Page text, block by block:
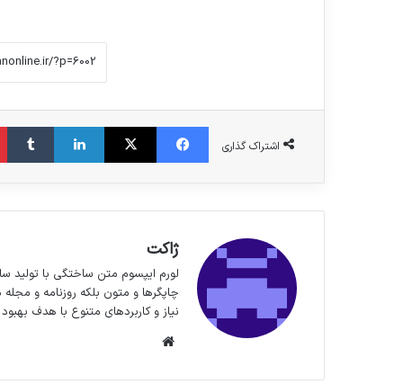
اشتراک گذاری
فیس بوک X لینکدین
ژاکت
لورم ایپسوم متن ساختگی با تولید
چاپگرها و متون بلکه روزنامه و
نیاز و کاربردهای متنوع با هدف